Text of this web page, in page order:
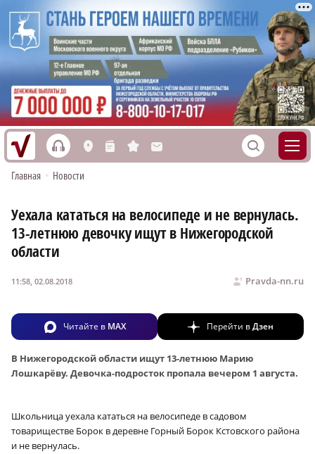
h L n s M S
Главная • Новости
Уехала кататься на велосипеде и не вернулась.
13-летнюю девочку ищут в Нижегородской
области
Pravda-nn.ru
11:58, 02.08.2018
Читайте в MAX Перейти вДзен
В Нижегородской области ищут 13-летнюю Марию
Лошкарёву. Девочка-подросток пропала вечером 1 августа.
Школьница уехала кататься на велосипеде в садовом
товариществе Борок в деревне Горный Борок Кстовского района
и не вернулась.